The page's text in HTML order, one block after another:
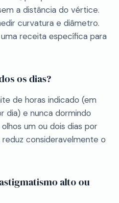
a distância do vértice.
curvatura e diâmetro.
receita específica para
os dias?
de horas indicado (em
dia) e nunca dormindo
um ou dois dias por
reduz consideravelmente o
alto ou